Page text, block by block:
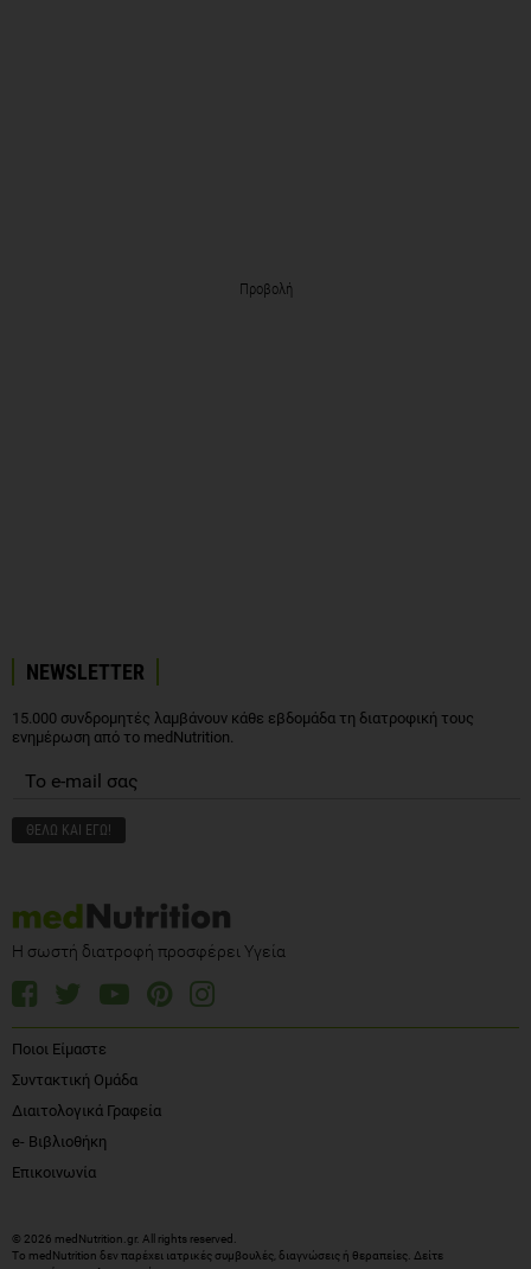
Προβολή
NEWSLETTER
15.000 συνδρομητές λαμβάνουν κάθε εβδομάδα τη διατροφική τους
ενημέρωση από το medNutrition.
Η σωστή διατροφή προσφέρει Υγεία
Ποιοι Είμαστε
Συντακτική Ομάδα
Διαιτολογικά Γραφεία
e- Βιβλιοθήκη
Επικοινωνία
© 2026 medNutrition.gr. All rights reserved.
Το medNutrition δεν παρέχει ιατρικές συμβουλές, διαγνώσεις ή θεραπείες. Δείτε